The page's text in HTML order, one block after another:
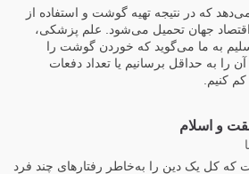
که در نتیجه تهیه گوشت و استفاده از
اقتصاد جهان تحمیل می‌شود. علم پزشکی،
به ما می‌گوید که خوردن گوشت را
را به حداقل برسانیم یا تعداد دفعات
کنیم.
و اسلام
که کل یک دین را به‌خاطر رفتارهای چند فرد